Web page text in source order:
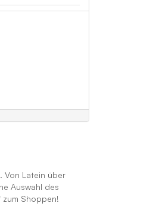
Von Latein über
Auswahl des
Shoppen!